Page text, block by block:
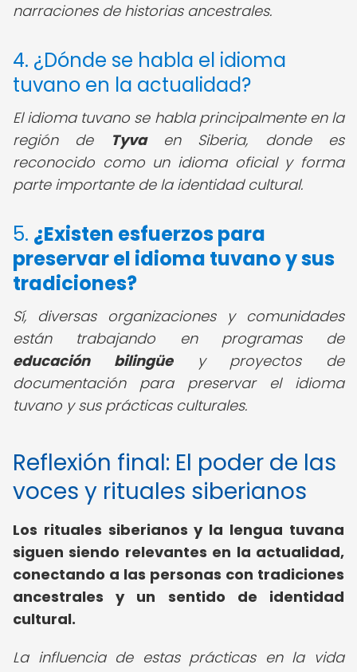
narraciones de historias ancestrales.
4. ¿Dónde se habla el idioma
tuvano en la actualidad?
El idioma tuvano se habla principalmente en la
región de
Tyvaen Siberia, donde es
reconocido como un idioma oficial y forma
parte importante de la identidad cultural.
5. ¿Existen esfuerzos para
preservar el idioma tuvano y sus
tradiciones?
Sí, diversas organizaciones y comunidades
están trabajando en programas de
educación bilingüey proyectos de
documentación para preservar el idioma
tuvano y sus prácticas culturales.
Reflexión final: El poder de las
voces y rituales siberianos
Los rituales siberianos y la lengua tuvana
siguen siendo relevantes en la actualidad,
conectando a las personas con tradiciones
ancestrales y un sentido de identidad
cultural.
La influencia de estas prácticas en la vida